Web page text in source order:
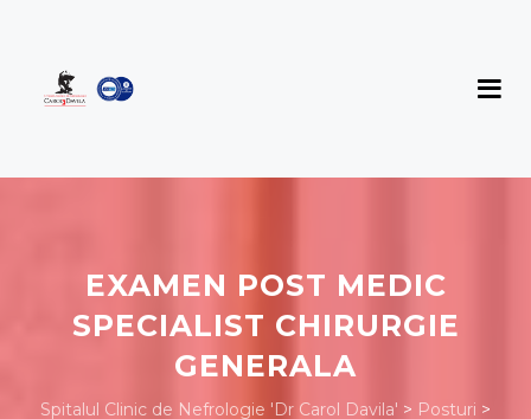
EXAMEN POST MEDIC
SPECIALIST CHIRURGIE
GENERALA
Spitalul Clinic de Nefrologie 'Dr Carol Davila' > Posturi >